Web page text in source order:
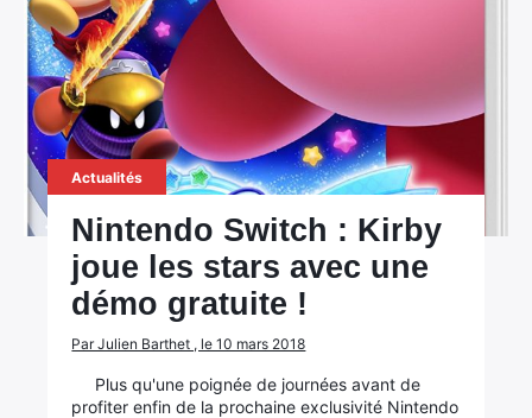
Actualités
Nintendo Switch : Kirby
joue les stars avec une
démo gratuite !
Par Julien Barthet , le 10 mars 2018
Plus qu'une poignée de journées avant de
profiter enfin de la prochaine exclusivité Nintendo